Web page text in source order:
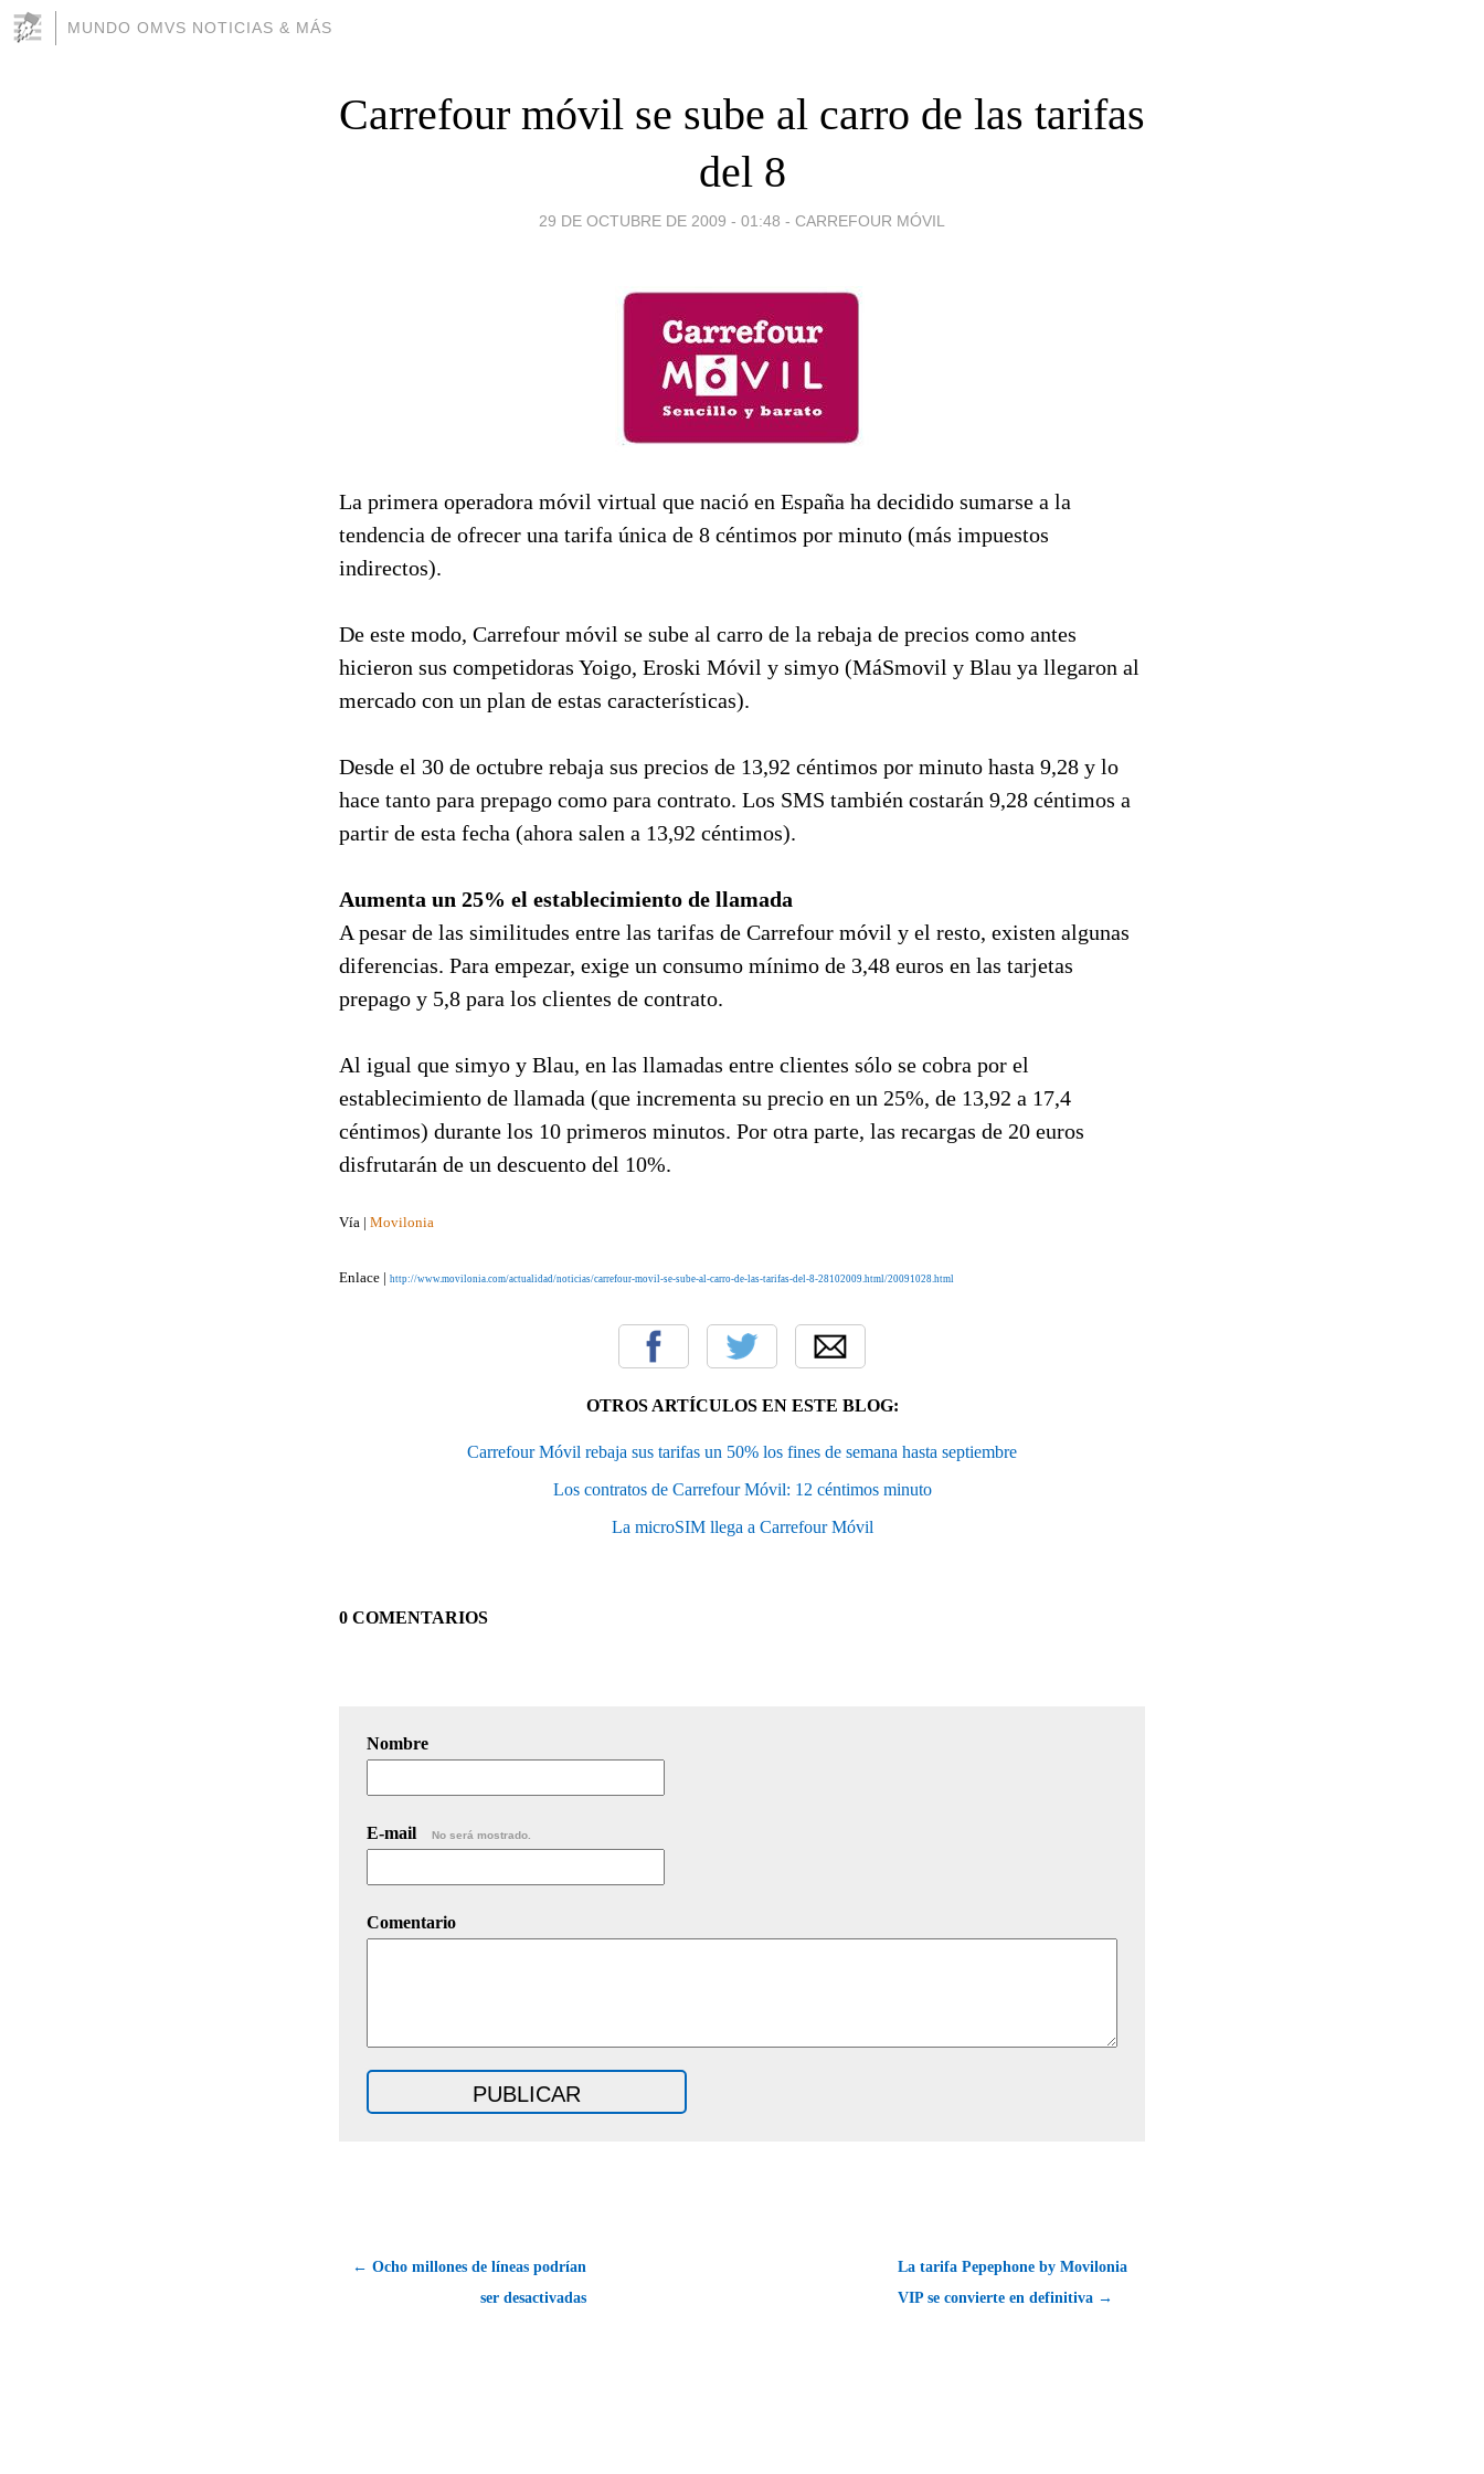
MUNDO OMVS NOTICIAS & MÁS
Carrefour móvil se sube al carro de las tarifas
del 8
29 DE OCTUBRE DE 2009 - 01:48 - CARREFOUR MÓVIL
La primera operadora móvil virtual que nació en España ha decidido sumarse a la
tendencia de ofrecer una tarifa única de 8 céntimos por minuto (más impuestos
indirectos).
De este modo, Carrefour móvil se sube al carro de la rebaja de precios como antes
hicieron sus competidoras Yoigo, Eroski Móvil y simyo (MáSmovil y Blau ya llegaron al
mercado con un plan de estas características).
Desde el 30 de octubre rebaja sus precios de 13,92 céntimos por minuto hasta 9,28 y lo
hace tanto para prepago como para contrato. Los SMS también costarán 9,28 céntimos a
partir de esta fecha (ahora salen a 13,92 céntimos).
Aumenta un 25% el establecimiento de llamada
A pesar de las similitudes entre las tarifas de Carrefour móvil y el resto, existen algunas
diferencias. Para empezar, exige un consumo mínimo de 3,48 euros en las tarjetas
prepago y 5,8 para los clientes de contrato.
Al igual que simyo y Blau, en las llamadas entre clientes sólo se cobra por el
establecimiento de llamada (que incrementa su precio en un 25%, de 13,92 a 17,4
céntimos) durante los 10 primeros minutos. Por otra parte, las recargas de 20 euros
disfrutarán de un descuento del 10%.
Vía | Movilonia
Enlace | http://www.movilonia.com/actualidad/noticias/carrefour-movil-se-sube-al-carro-de-las-tarifas-del-8-28102009.html/20091028.html
OTROS ARTÍCULOS EN ESTE BLOG:
Carrefour Móvil rebaja sus tarifas un 50% los fines de semana hasta septiembre
Los contratos de Carrefour Móvil: 12 céntimos minuto
La microSIM llega a Carrefour Móvil
0 COMENTARIOS
Nombre
E-mail No será mostrado.
Comentario
← Ocho millones de líneas podrían
ser desactivadas
La tarifa Pepephone by Movilonia
VIP se convierte en definitiva →